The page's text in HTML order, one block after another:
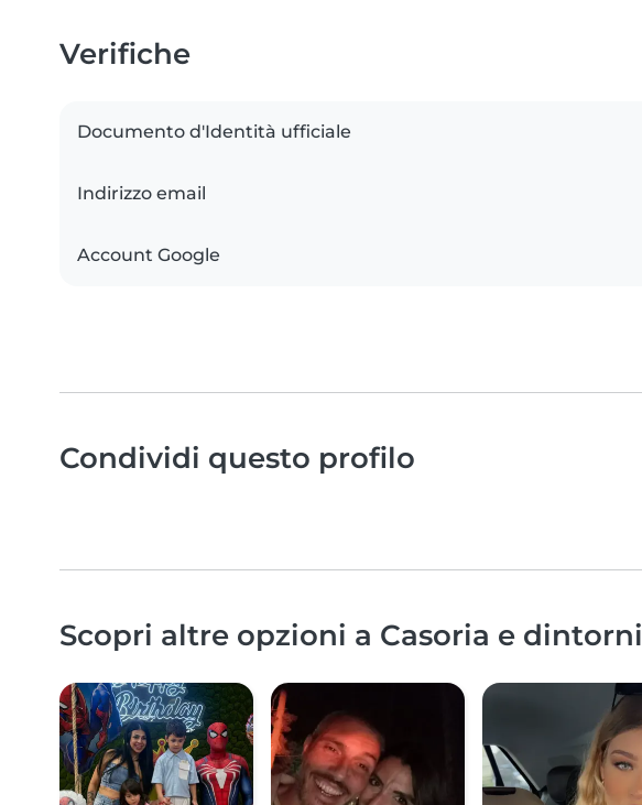
Verifiche
Documento d'Identità ufficiale
Indirizzo email
Account Google
Condividi questo profilo
Scopri altre opzioni a Casoria e dintorni